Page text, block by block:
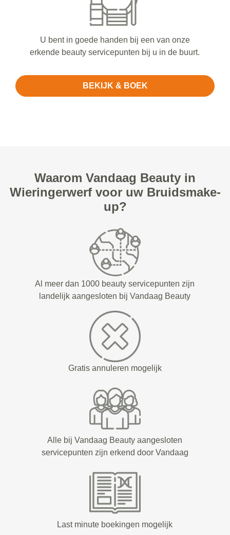
U bent in goede handen bij een van onze
erkende beauty servicepunten bij u in de buurt.
BEKIJK & BOEK
Waarom Vandaag Beauty in
Wieringerwerf voor uw Bruidsmake-
up?
Al meer dan 1000 beauty servicepunten zijn
landelijk aangesloten bij Vandaag Beauty
Gratis annuleren mogelijk
Alle bij Vandaag Beauty aangesloten
servicepunten zijn erkend door Vandaag
Last minute boekingen mogelijk